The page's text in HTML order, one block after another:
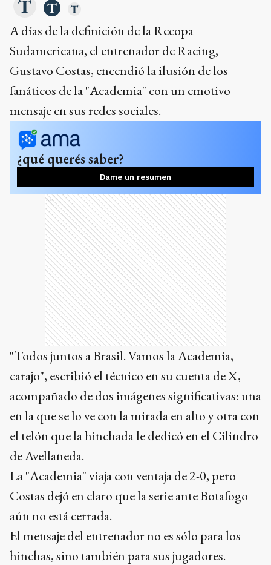
A días de la definición de la Recopa
Sudamericana, el entrenador de Racing,
Gustavo Costas, encendió la ilusión de los
fanáticos de la "Academia" con un emotivo
mensaje en sus redes sociales.
¿qué querés saber?
Dame un resumen
Ads
"Todos juntos a Brasil. Vamos la Academia,
carajo", escribió el técnico en su cuenta de X,
acompañado de dos imágenes significativas: una
en la que se lo ve con la mirada en alto y otra con
el telón que la hinchada le dedicó en el Cilindro
de Avellaneda.
La "Academia" viaja con ventaja de 2-0, pero
Costas dejó en claro que la serie ante Botafogo
aún no está cerrada.
El mensaje del entrenador no es sólo para los
hinchas, sino también para sus jugadores.